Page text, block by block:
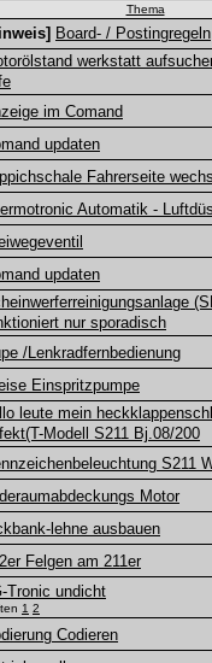
Thema
Board- / Postingregeln
werkstatt
im Comand
updaten
Fahrerseite
Automatik -
updaten
nur sporadisch
/Lenkradfernbedienung
Einspritzpumpe
leute mein
Modell S211 Bj.08/200
S211
Motor
lehne ausbauen
Felgen am 211er
Tronic undicht
1 2
Codieren